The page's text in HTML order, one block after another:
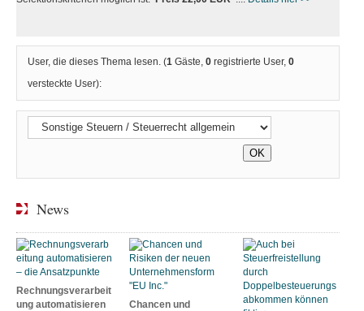
User, die dieses Thema lesen. (1 Gäste,0 registrierte User,0
versteckte User):
News
Rechnungsverarbeit
ung automatisieren
Chancen und